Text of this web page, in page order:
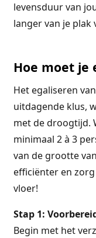
levensduur van
langer van je plak
Hoe moet je
Het egaliseren
uitdagende klus,
met de droogtijd.
minimaal 2 à 3
van de grootte
efficiënter en
vloer!
Stap 1:
Begin met het